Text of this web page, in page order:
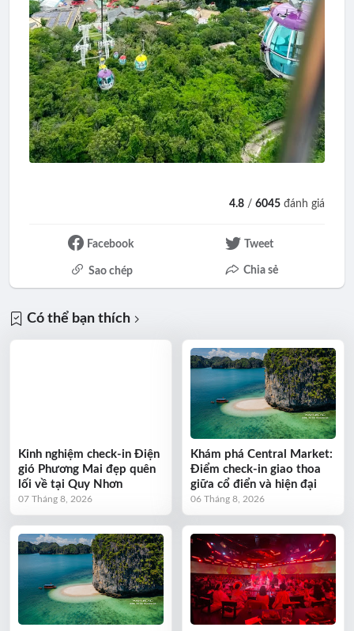
4.8 /6045 đánh giá
Facebook Tweet
Sao chép Chia sẻ
Có thể bạn thích
Kinh nghiệm check-in Điện
gió Phương Mai đẹp quên
lối về tại Quy Nhơn
07 Tháng 8, 2026
Khám phá Central Market:
Điểm check-in giao thoa
giữa cổ điển và hiện đại
06 Tháng 8, 2026